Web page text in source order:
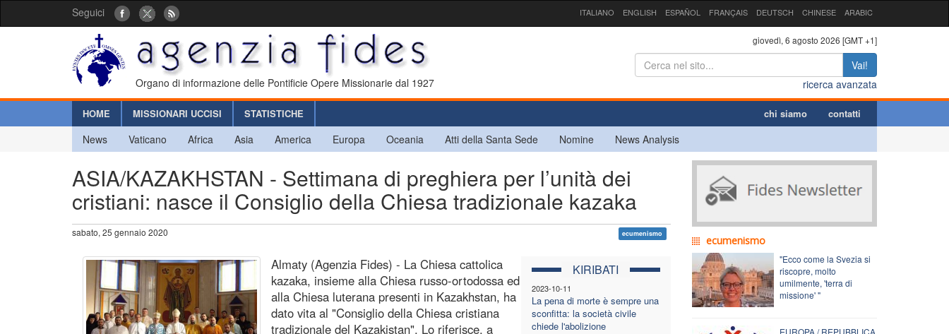
Seguici ITALIANO ENGLISH ESPAÑOL FRANÇAIS DEUTSCH CHINESE ARABIC
Organo di informazione delle Pontificie Opere Missionarie dal 1927
giovedì, 6 agosto 2026 [GMT +1]
Vai!
ricerca avanzata
HOME MISSIONARI UCCISI STATISTICHE chi siamo contatti
News Vaticano Africa Asia America Europa Oceania Atti della Santa Sede Nomine News Analysis
ASIA/KAZAKHSTAN - Settimana di preghiera per l’unità dei
cristiani: nasce il Consiglio della Chiesa tradizionale kazaka
sabato, 25 gennaio 2020 ecumenismo
KIRIBATI
2023-10-11
La pena di morte è sempre una
sconfitta: la società civile
chiede l'abolizione
Almaty (Agenzia Fides) - La Chiesa cattolica
kazaka, insieme alla Chiesa russo-ortodossa ed
alla Chiesa luterana presenti in Kazakhstan, ha
dato vita al "Consiglio della Chiesa cristiana
tradizionale del Kazakistan". Lo riferisce, a
ecumenismo
"Ecco come la Svezia si
riscopre, molto
umilmente, 'terra di
missione' "
EUROPA / REPUBBLICA